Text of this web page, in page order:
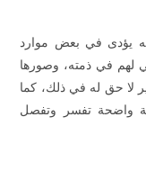
يؤدى في بعض موارد
لهم في ذمته، وصورها
لا حق له في ذلك، كما
واضحة تفسر وتفصل